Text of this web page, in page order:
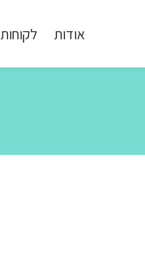
אודות לקוחות